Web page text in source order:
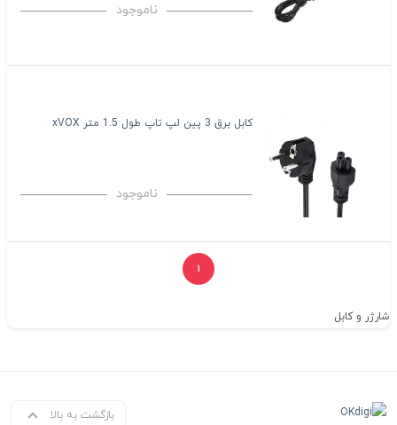
ناموجود
کابل برق 3 پین لپ تاپ طول 1.5 متر xVOX
ناموجود
۱
شارژر و کابل
بازگشت به بالا